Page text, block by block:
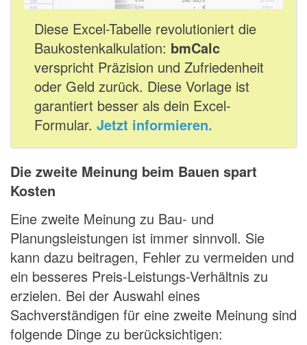
Diese Excel-Tabelle revolutioniert die
Baukostenkalkulation: bmCalc
verspricht Präzision und Zufriedenheit
oder Geld zurück. Diese Vorlage ist
garantiert besser als dein Excel-
Formular. Jetzt informieren.
Die zweite Meinung beim Bauen spart
Kosten
Eine zweite Meinung zu Bau- und
Planungsleistungen ist immer sinnvoll. Sie
kann dazu beitragen, Fehler zu vermeiden und
ein besseres Preis-Leistungs-Verhältnis zu
erzielen. Bei der Auswahl eines
Sachverständigen für eine zweite Meinung sind
folgende Dinge zu berücksichtigen: